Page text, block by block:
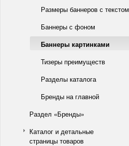
Размеры баннеров с текстом
Баннеры с фоном
Баннеры картинками
Тизеры преимуществ
Разделы каталога
Бренды на главной
Раздел «Бренды»
Каталог и детальные
страницы товаров